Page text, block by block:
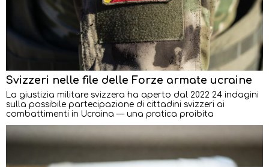
Svizzeri nelle file delle Forze armate ucraine
La giustizia militare svizzera ha aperto dal 2022 24 indagini
sulla possibile partecipazione di cittadini svizzeri ai
combattimenti in Ucraina — una pratica proibita